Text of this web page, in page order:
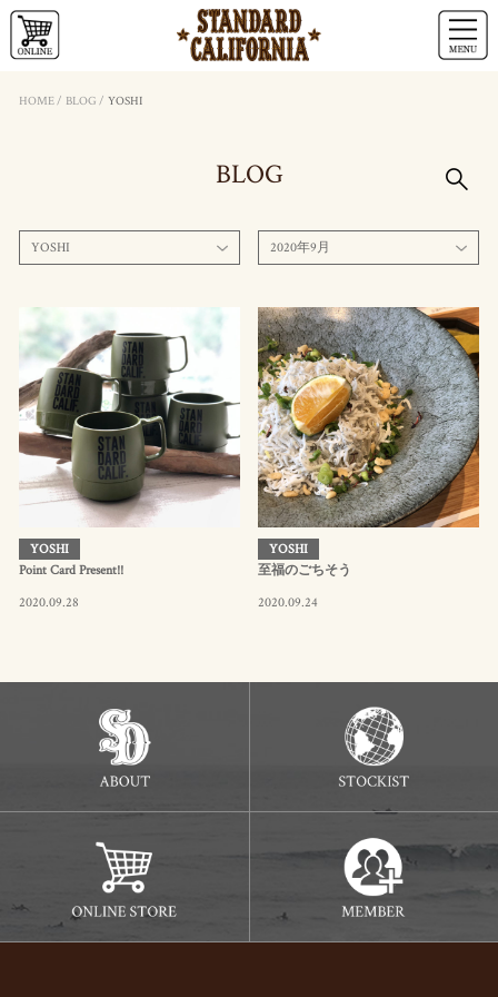
HOME/ BLOG / YOSHI
BLOG
YOSHI 2020年9月
YOSHI
Point Card Present!!
2020.09.28
YOSHI
至福のごちそう
2020.09.24